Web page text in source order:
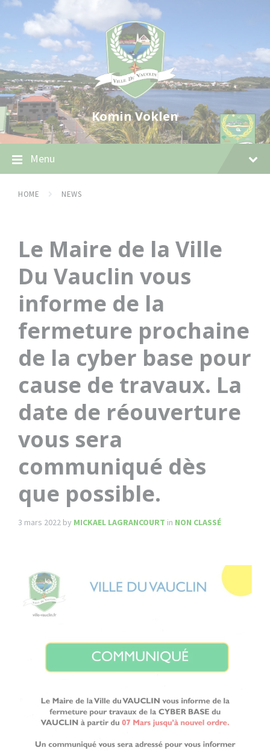
Skip
content
Skip
navigation
Skip
footer
Komin Voklen
Menu
HOME NEWS
Le Maire de la Ville
Du Vauclin vous
informe de la
fermeture prochaine
de la cyber base pour
cause de travaux. La
date de réouverture
vous sera
communiqué dès
que possible.
3 mars 2022 by MICKAEL LAGRANCOURT in NON CLASSÉ